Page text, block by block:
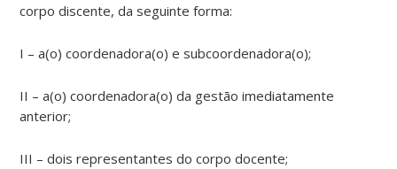
corpo discente, da seguinte forma:
I – a(o) coordenadora(o) e subcoordenadora(o);
II – a(o) coordenadora(o) da gestão imediatamente
anterior;
III – dois representantes do corpo docente;